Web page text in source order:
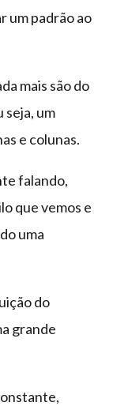
um padrão ao
mais são do
seja, um
e colunas.
falando,
que vemos e
uma
do
grande